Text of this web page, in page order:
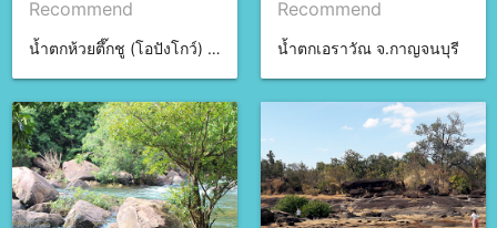
Recommend
น้ำตกห้วยตึ๊กชู (โอปังโกว์) จ.ศรีสะเกษ
Recommend
น้ำตกเอราวัณ จ.กาญจนบุรี